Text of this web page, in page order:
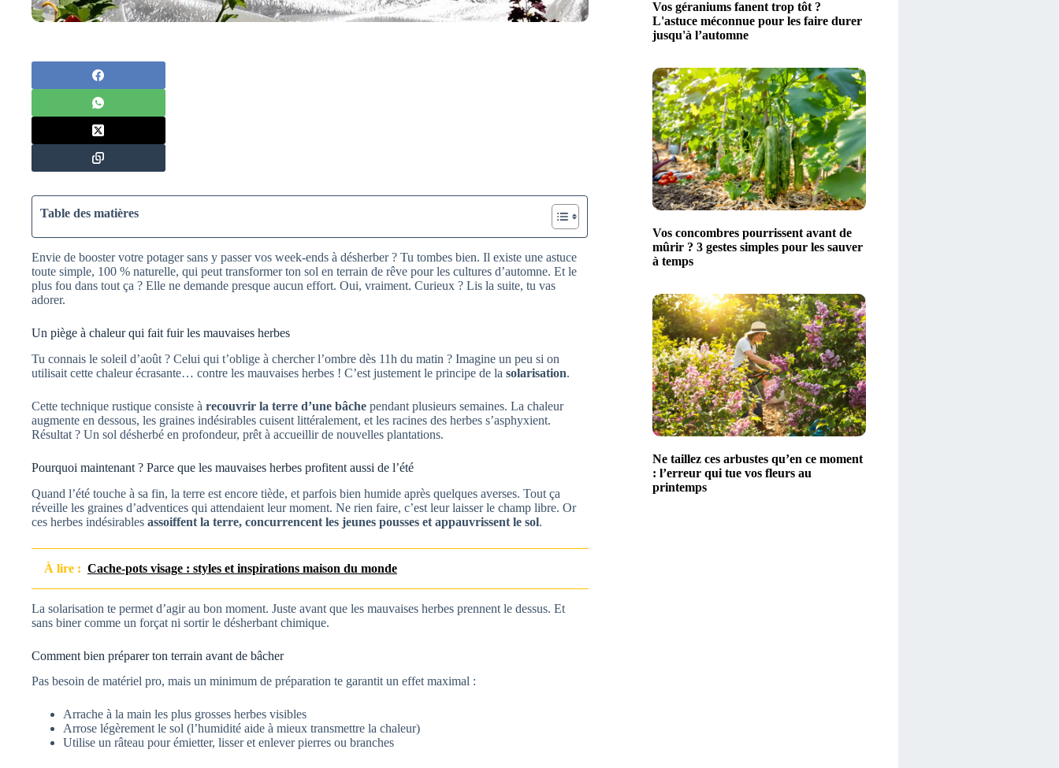
Table des matières
Envie de booster votre potager sans y passer vos week-ends à désherber ? Tu tombes bien. Il existe une astuce
toute simple, 100 % naturelle, qui peut transformer ton sol en terrain de rêve pour les cultures d’automne. Et le
plus fou dans tout ça ? Elle ne demande presque aucun effort. Oui, vraiment. Curieux ? Lis la suite, tu vas
adorer.
Un piège à chaleur qui fait fuir les mauvaises herbes
Tu connais le soleil d’août ? Celui qui t’oblige à chercher l’ombre dès 11h du matin ? Imagine un peu si on
utilisait cette chaleur écrasante… contre les mauvaises herbes ! C’est justement le principe de la solarisation.
Cette technique rustique consiste à recouvrir la terre d’une bâche pendant plusieurs semaines. La chaleur
augmente en dessous, les graines indésirables cuisent littéralement, et les racines des herbes s’asphyxient.
Résultat ? Un sol désherbé en profondeur, prêt à accueillir de nouvelles plantations.
Pourquoi maintenant ? Parce que les mauvaises herbes profitent aussi de l’été
Quand l’été touche à sa fin, la terre est encore tiède, et parfois bien humide après quelques averses. Tout ça
réveille les graines d’adventices qui attendaient leur moment. Ne rien faire, c’est leur laisser le champ libre. Or
ces herbes indésirables assoiffent la terre, concurrencent les jeunes pousses et appauvrissent le sol.
À lire : Cache-pots visage : styles et inspirations maison du monde
La solarisation te permet d’agir au bon moment. Juste avant que les mauvaises herbes prennent le dessus. Et
sans biner comme un forçat ni sortir le désherbant chimique.
Comment bien préparer ton terrain avant de bâcher
Pas besoin de matériel pro, mais un minimum de préparation te garantit un effet maximal :
Arrache à la main les plus grosses herbes visibles
Arrose légèrement le sol (l’humidité aide à mieux transmettre la chaleur)
Utilise un râteau pour émietter, lisser et enlever pierres ou branches
Vos géraniums fanent trop tôt ?
L'astuce méconnue pour les faire durer
jusqu'à l’automne
Vos concombres pourrissent avant de
mûrir ? 3 gestes simples pour les sauver
à temps
Ne taillez ces arbustes qu’en ce moment
: l’erreur qui tue vos fleurs au
printemps